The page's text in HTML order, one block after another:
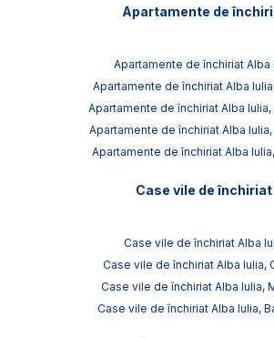
Apartamente de
Apartamente de închiriat Alba
Apartamente de închiriat Alba
Apartamente de închiriat Alba
Apartamente de închiriat Alba
Apartamente de închiriat Alba
Case vile de închiriat
Case vile de închiriat Alba
Case vile de închiriat Alba Iulia,
Case vile de închiriat Alba Iulia,
Case vile de închiriat Alba Iulia,